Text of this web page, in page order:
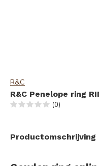
R&C
R&C Penelope ring
(0)
Productomschrijving